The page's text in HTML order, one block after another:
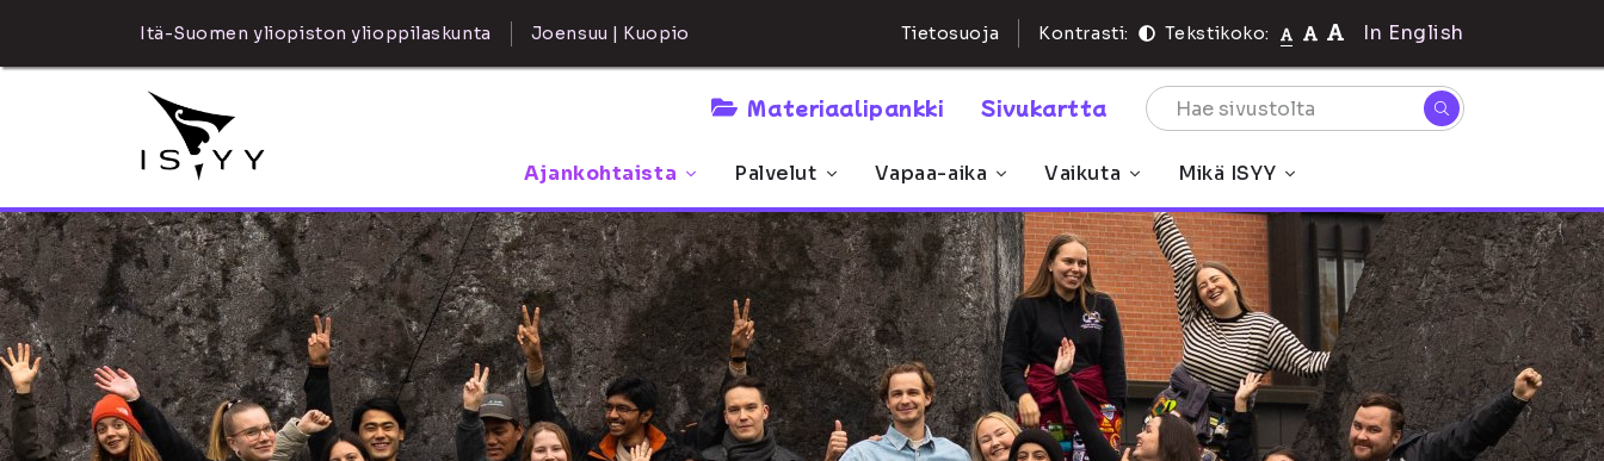
Itä-Suomen yliopiston ylioppilaskunta Joensuu | Kuopio Tietosuoja Kontrasti: Tekstikoko: In English
Materiaalipankki Sivukartta
Ajankohtaista Palvelut Vapaa-aika Vaikuta Mikä ISYY